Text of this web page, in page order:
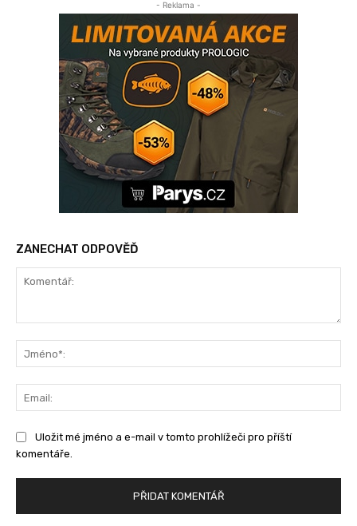
- Reklama -
ZANECHAT ODPOVĚĎ
Uložit mé jméno a e-mail v tomto prohlížeči pro příští
komentáře.